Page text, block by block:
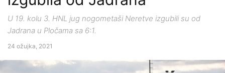
U 19. kolu 3. HNL jug nogometaši Neretve izgubili su od
Jadrana u Pločama sa 6:1.
24 ožujka, 2021